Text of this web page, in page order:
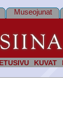
ETUSIVU KUVAT
Museojunat